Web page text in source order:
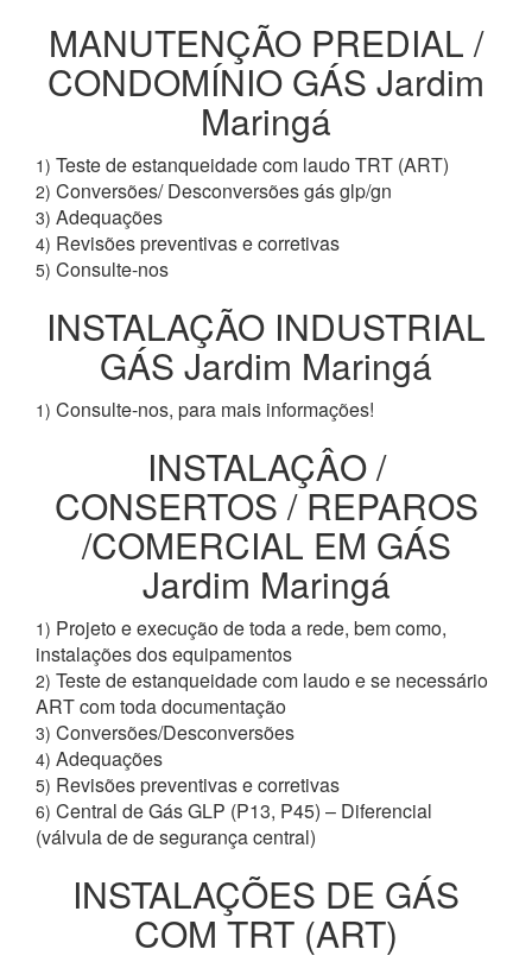
MANUTENÇÃO PREDIAL /
CONDOMÍNIO GÁS Jardim
Maringá
1) Teste de estanqueidade com laudo TRT (ART)
2) Conversões/ Desconversões gás glp/gn
3) Adequações
4) Revisões preventivas e corretivas
5) Consulte-nos
INSTALAÇÃO INDUSTRIAL
GÁS Jardim Maringá
1) Consulte-nos, para mais informações!
INSTALAÇÂO /
CONSERTOS / REPAROS
/COMERCIAL EM GÁS
Jardim Maringá
1) Projeto e execução de toda a rede, bem como,
instalações dos equipamentos
2) Teste de estanqueidade com laudo e se necessário
ART com toda documentação
3) Conversões/Desconversões
4) Adequações
5) Revisões preventivas e corretivas
6) Central de Gás GLP (P13, P45) – Diferencial
(válvula de de segurança central)
INSTALAÇÕES DE GÁS
COM TRT (ART)